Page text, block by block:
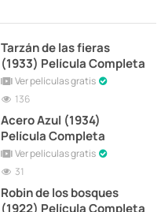
Tarzán de las fieras
(1933) Película Completa
Ver películas gratis
136
Acero Azul (1934)
Película Completa
Ver películas gratis
31
Robin de los bosques
(1922) Película Completa